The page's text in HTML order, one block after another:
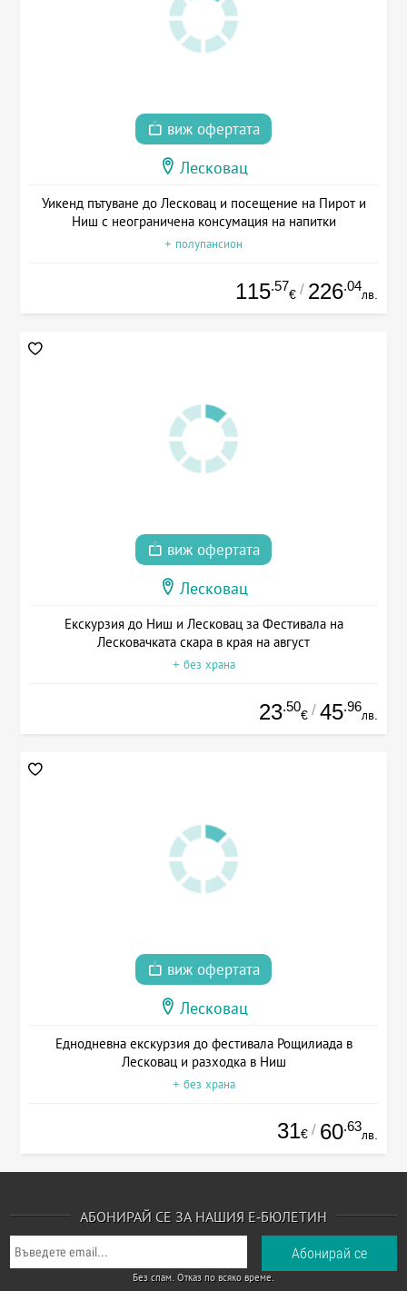
виж офертата
Лесковац
Уикенд пътуване до Лесковац и посещение на Пирот и
Ниш с неограничена консумация на напитки
+ полупансион
115.57
€ / 226.04
лв.
виж офертата
Лесковац
Екскурзия до Ниш и Лесковац за Фестивала на
Лесковачката скара в края на август
+ без храна
23.50
€ / 45.96
лв.
виж офертата
Лесковац
Еднодневна екскурзия до фестивала Рощилиада в
Лесковац и разходка в Ниш
+ без храна
31€ / 60.63
лв.
АБОНИРАЙ СЕ ЗА НАШИЯ Е-БЮЛЕТИН
Без спам. Отказ по всяко време.